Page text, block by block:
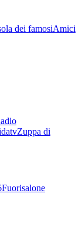
dei famosiAmici
Zuppa di
Fuorisalone